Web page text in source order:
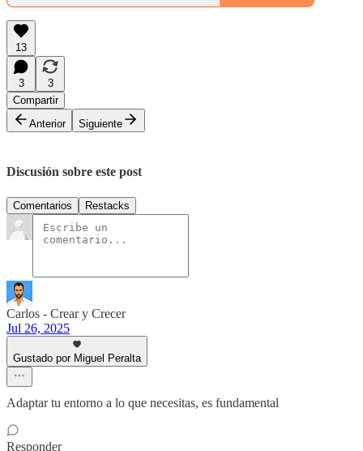
13
3
3
Compartir
Anterior
Siguiente
Discusión sobre este post
Comentarios Restacks
Carlos - Crear y Crecer
Jul 26, 2025
Gustado por Miguel Peralta
Adaptar tu entorno a lo que necesitas, es fundamental
Responder